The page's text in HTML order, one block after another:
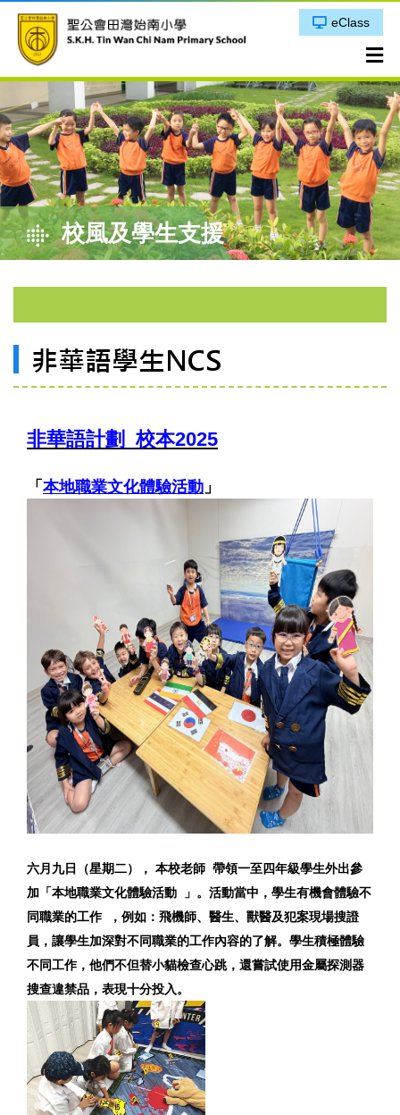
eClass
校風及學生支援
非華語學生NCS
非華語計劃_校本2025
「 本地職業文化體驗活動 」
六月九日（星期二）， 本校老師 帶領一至四年級學生外出參
加「本地職業文化體驗活動
」。活動當中，學生有機會體驗不
同職業的工作 ，例如：飛機師、醫生、獸醫及犯案現場搜證
員， 讓學生加深對不同職業的工作內容的了解。學生積極體驗
不同工作， 他們不但替小貓檢查心跳，還嘗試使用金屬探測器
搜查違禁品， 表現十分投入。